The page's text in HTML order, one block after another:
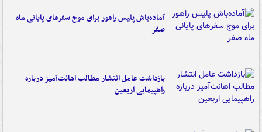
آماده‌باش پلیس راهور برای موج سفرهای پایانی ماه
صفر
بازداشت عامل انتشار مطالب اهانت‌آمیز درباره
راهپیمایی اربعین